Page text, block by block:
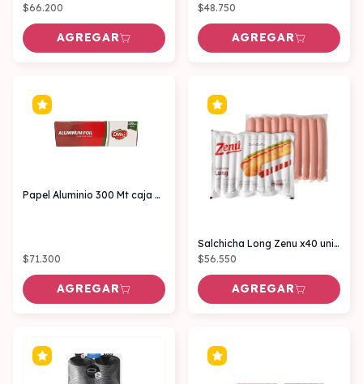
$66.200
AGREGAR
$48.750
AGREGAR
Papel Aluminio 300 Mt caja DIFFER
$71.300
AGREGAR
Salchicha Long Zenu x40 unidades
$56.550
AGREGAR